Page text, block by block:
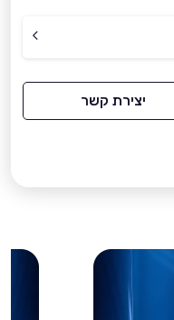
יצירת קשר